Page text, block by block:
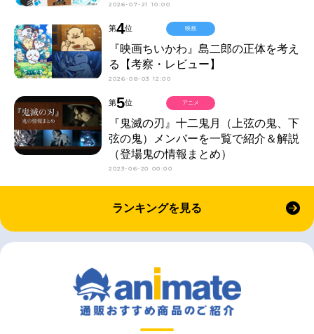
2026-07-21 10:00
第4位
『映画ちいかわ』島二郎の正体を考え
る【考察・レビュー】
2026-08-03 12:00
映画
第5位
『鬼滅の刃』十二鬼月（上弦の鬼、下
弦の鬼）メンバーを一覧で紹介＆解説
（登場鬼の情報まとめ）
2023-06-20 00:00
アニメ
ランキングを見る